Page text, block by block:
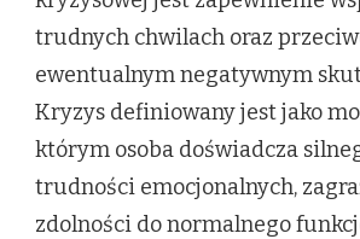
trudnych chwilach oraz
ewentualnym negatywnym
Kryzys definiowany jest jako
którym osoba doświadcza
trudności emocjonalnych,
zdolności do normalnego